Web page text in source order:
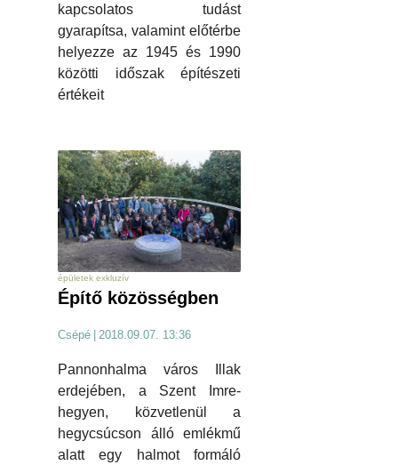
kapcsolatos tudást
gyarapítsa, valamint előtérbe
helyezze az 1945 és 1990
közötti időszak építészeti
értékeit
épületek exkluzív
Építő közösségben
Csépé 2018.09.07. 13:36
Pannonhalma város Illak
erdejében, a Szent Imre-
hegyen, közvetlenül a
hegycsúcson álló emlékmű
alatt egy halmot formáló